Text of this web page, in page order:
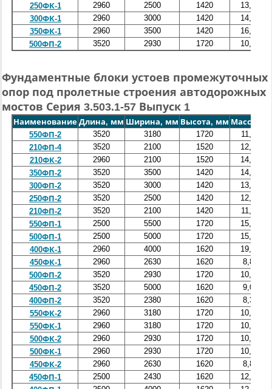
250ФК-1
2960 2500 1420
13,8
300ФК-1
2960 3000 1420
14,5
350ФК-1
2960 3500 1420
16,0
500ФП-2
3520 2930 1720 10,5
Фундаментные блоки устоев промежуточных
опор под пролетные строения автодорожных
мостов Серия 3.503.1-57 Выпуск 1
Наименование Длина, мм Ширина, мм Высота, мм Масса, т
550ФП-2
3520 3180 1720
11,0
210ФП-4
3520 2100 1520
12,0
210ФК-2
2960 2100 1520
14,0
350ФП-2
3520 3500 1420
14,5
300ФП-2
3520 3000 1420
13,3
250ФП-2
3520 2500 1420
12,3
210ФП-2
3520 2100 1420
11,0
550ФП-1
2500 5500 1720
15,9
500ФП-1
2500 5000 1720
15,3
400ФК-1
2960 4000 1620
19,5
450ФК-1
2960 2630 1620
8,8
500ФП-2
3520 2930 1720
10,5
450ФП-2
3520 5000 1620
9,0
400ФП-2
3520 2380 1620
8,3
550ФК-2
2960 3180 1720
10,8
550ФК-1
2960 3180 1720
10,8
500ФК-2
2960 2930 1720
10,3
500ФК-1
2960 2930 1720
10,3
450ФК-2
2960 2630 1620
8,8
450ФП-1
2500 2430 1620
12,8